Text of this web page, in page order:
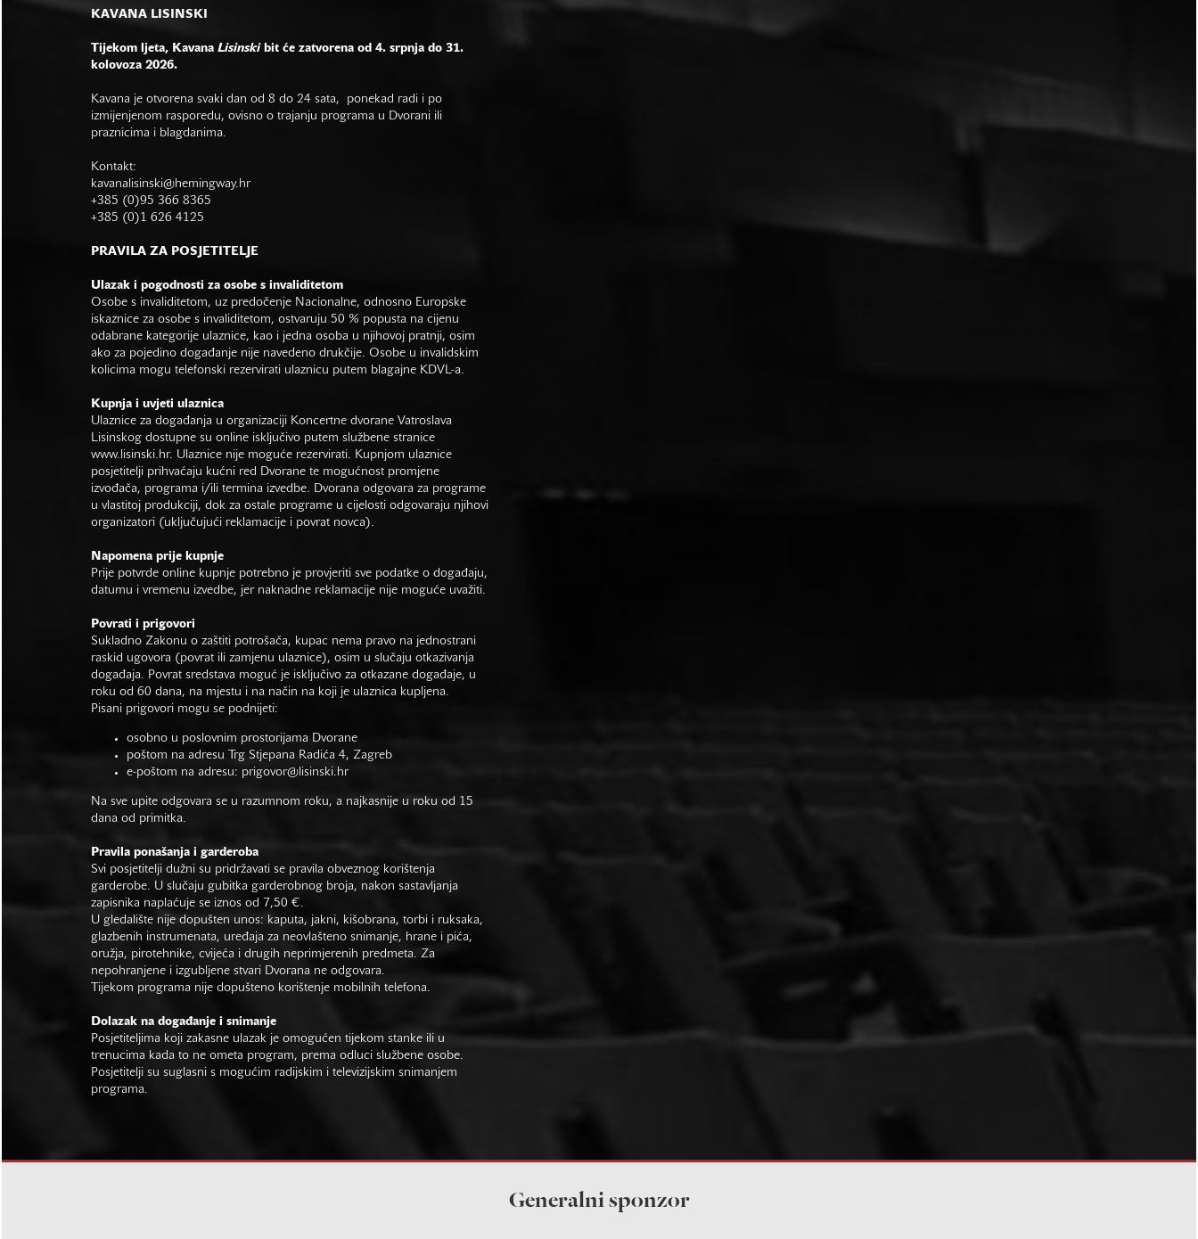
KAVANA LISINSKI
Tijekom ljeta, Kavana Lisinskibit će zatvorena od 4. srpnja do 31.
kolovoza 2026.
Kavana je otvorena svaki dan od 8 do 24 sata, ponekad radi i po
izmijenjenom rasporedu, ovisno o trajanju programa u Dvorani ili
praznicima i blagdanima.
Kontakt:
kavanalisinski@hemingway.hr
+385 (0)95 366 8365
+385 (0)1 626 4125
PRAVILA ZA POSJETITELJE
Ulazak i pogodnosti za osobe s invaliditetom
Osobe s invaliditetom, uz predočenje Nacionalne, odnosno Europske
iskaznice za osobe s invaliditetom, ostvaruju 50 % popusta na cijenu
odabrane kategorije ulaznice, kao i jedna osoba u njihovoj pratnji, osim
ako za pojedino događanje nije navedeno drukčije. Osobe u invalidskim
kolicima mogu telefonski rezervirati ulaznicu putem blagajne KDVL-a.
Kupnja i uvjeti ulaznica
Ulaznice za događanja u organizaciji Koncertne dvorane Vatroslava
Lisinskog dostupne su online isključivo putem službene stranice
www.lisinski.hr. Ulaznice nije moguće rezervirati. Kupnjom ulaznice
posjetitelji prihvaćaju kućni red Dvorane te mogućnost promjene
izvođača, programa i/ili termina izvedbe. Dvorana odgovara za programe
u vlastitoj produkciji, dok za ostale programe u cijelosti odgovaraju njihovi
organizatori (uključujući reklamacije i povrat novca).
Napomena prije kupnje
Prije potvrde online kupnje potrebno je provjeriti sve podatke o događaju,
datumu i vremenu izvedbe, jer naknadne reklamacije nije moguće uvažiti.
Povrati i prigovori
Sukladno Zakonu o zaštiti potrošača, kupac nema pravo na jednostrani
raskid ugovora (povrat ili zamjenu ulaznice), osim u slučaju otkazivanja
događaja. Povrat sredstava moguć je isključivo za otkazane događaje, u
roku od 60 dana, na mjestu i na način na koji je ulaznica kupljena.
Pisani prigovori mogu se podnijeti:
osobno u poslovnim prostorijama Dvorane
poštom na adresu Trg Stjepana Radića 4, Zagreb
e-poštom na adresu: prigovor@lisinski.hr
Na sve upite odgovara se u razumnom roku, a najkasnije u roku od 15
dana od primitka.
Pravila ponašanja i garderoba
Svi posjetitelji dužni su pridržavati se pravila obveznog korištenja
garderobe. U slučaju gubitka garderobnog broja, nakon sastavljanja
zapisnika naplaćuje se iznos od 7,50 €.
U gledalište nije dopušten unos: kaputa, jakni, kišobrana, torbi i ruksaka,
glazbenih instrumenata, uređaja za neovlašteno snimanje, hrane i pića,
oružja, pirotehnike, cvijeća i drugih neprimjerenih predmeta. Za
nepohranjene i izgubljene stvari Dvorana ne odgovara.
Tijekom programa nije dopušteno korištenje mobilnih telefona.
Dolazak na događanje i snimanje
Posjetiteljima koji zakasne ulazak je omogućen tijekom stanke ili u
trenucima kada to ne ometa program, prema odluci službene osobe.
Posjetitelji su suglasni s mogućim radijskim i televizijskim snimanjem
programa.
Generalni sponzor